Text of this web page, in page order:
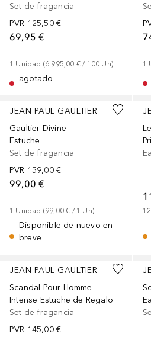
Set de fragancia
PVR 125,50 €
69,95 €
1 Unidad (6.995,00 € / 100 Un)
agotado
1
JEAN PAUL GAULTIER
Gaultier Divine
Estuche
Set de fragancia
PVR 159,00 €
99,00 €
1 Unidad (99,00 € / 1 Un)
Disponible de nuevo en
breve
JEAN PAUL GAULTIER
Scandal Pour Homme
Intense Estuche de Regalo
Set de fragancia
PVR 145,00 €